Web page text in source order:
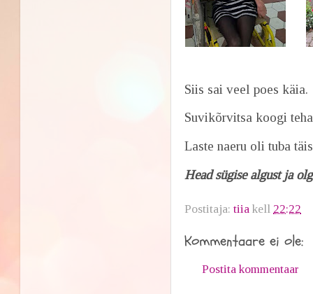
Siis sai veel poes käia.
Suvikõrvitsa koogi
Laste naeru oli tuba
Head sügise algust ja
Postitaja:tiia kell 22:22
Kommentaare ei ole:
Postita kommentaar